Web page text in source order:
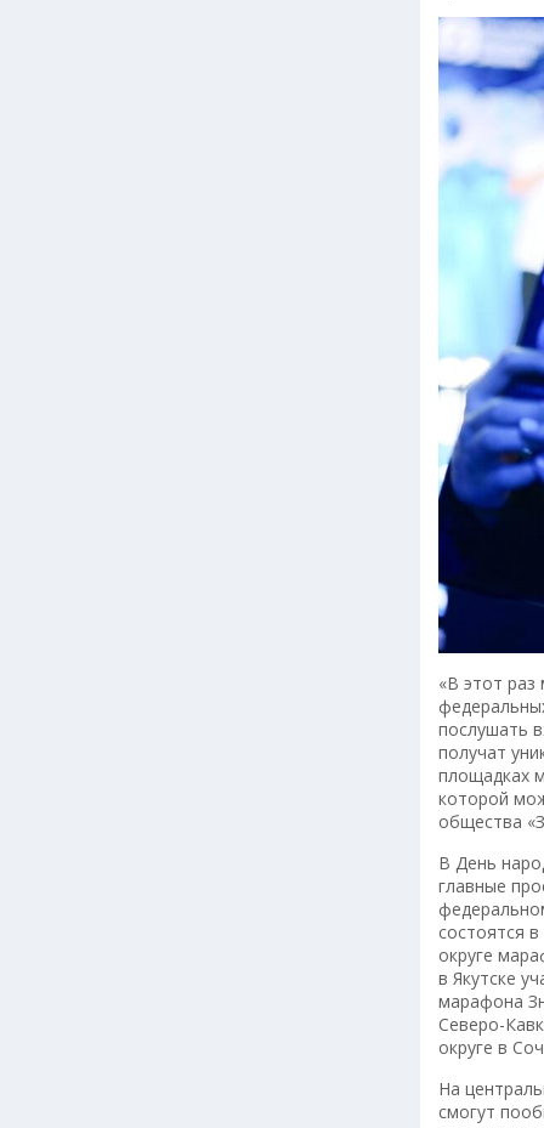
«В этот
послушать
получат
площадках
которой
общества
В День
главные
состоятся
округе
в Якутске
марафона
Северо-
округе в
На
смогут